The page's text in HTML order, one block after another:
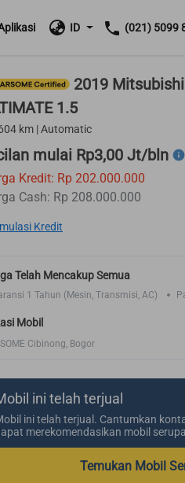
(021) 5099
ID
2019 Mitsubishi
1.5
km | Automatic
mulai Rp3,00 Jt/bln
Kredit: Rp 202.000.000
Cash: Rp 208.000.000
Kredit
Telah Mencakup Semua
1 Tahun (Mesin, Transmisi, AC)
Mobil
Cibinong, Bogor
ini telah terjual
ini telah terjual. Cantumkan
merekomendasikan mobil serupa
Temukan Mobil